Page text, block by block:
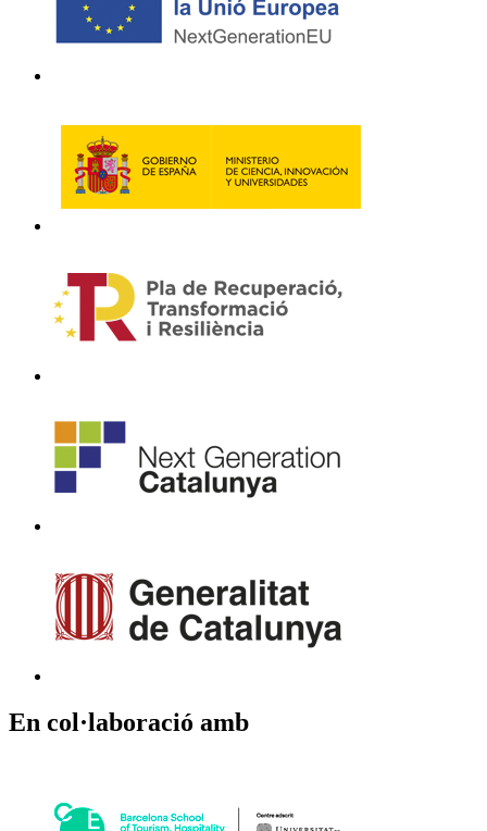
En col·laboració amb